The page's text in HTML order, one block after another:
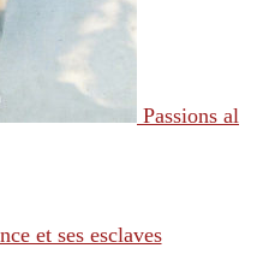
Passions al
et ses esclaves